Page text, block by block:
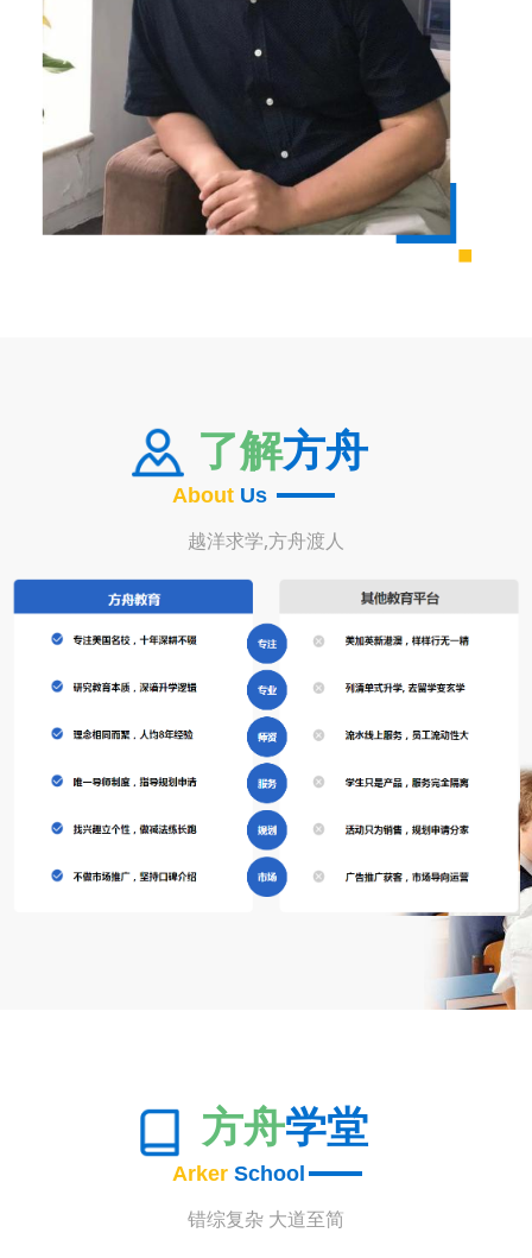
About Us
越洋求学,方舟渡人
了解方舟
Arker School
错综复杂 大道至简
方舟学堂